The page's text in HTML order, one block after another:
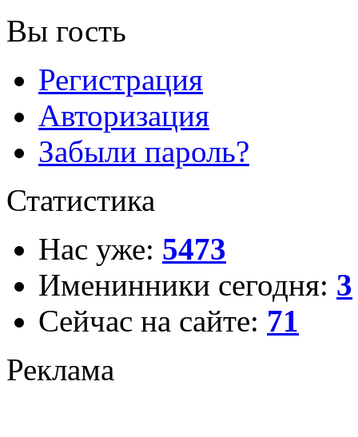
Вы гость
Регистрация
Авторизация
Забыли пароль?
Статистика
Нас уже: 5473
Именинники сегодня: 3
Сейчас на сайте: 71
Реклама